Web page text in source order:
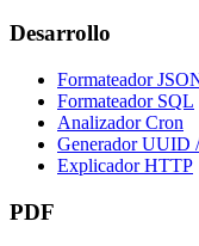
Desarrollo
Formateador
Formateador SQL
Analizador Cron
Generador UUID
Explicador HTTP
PDF